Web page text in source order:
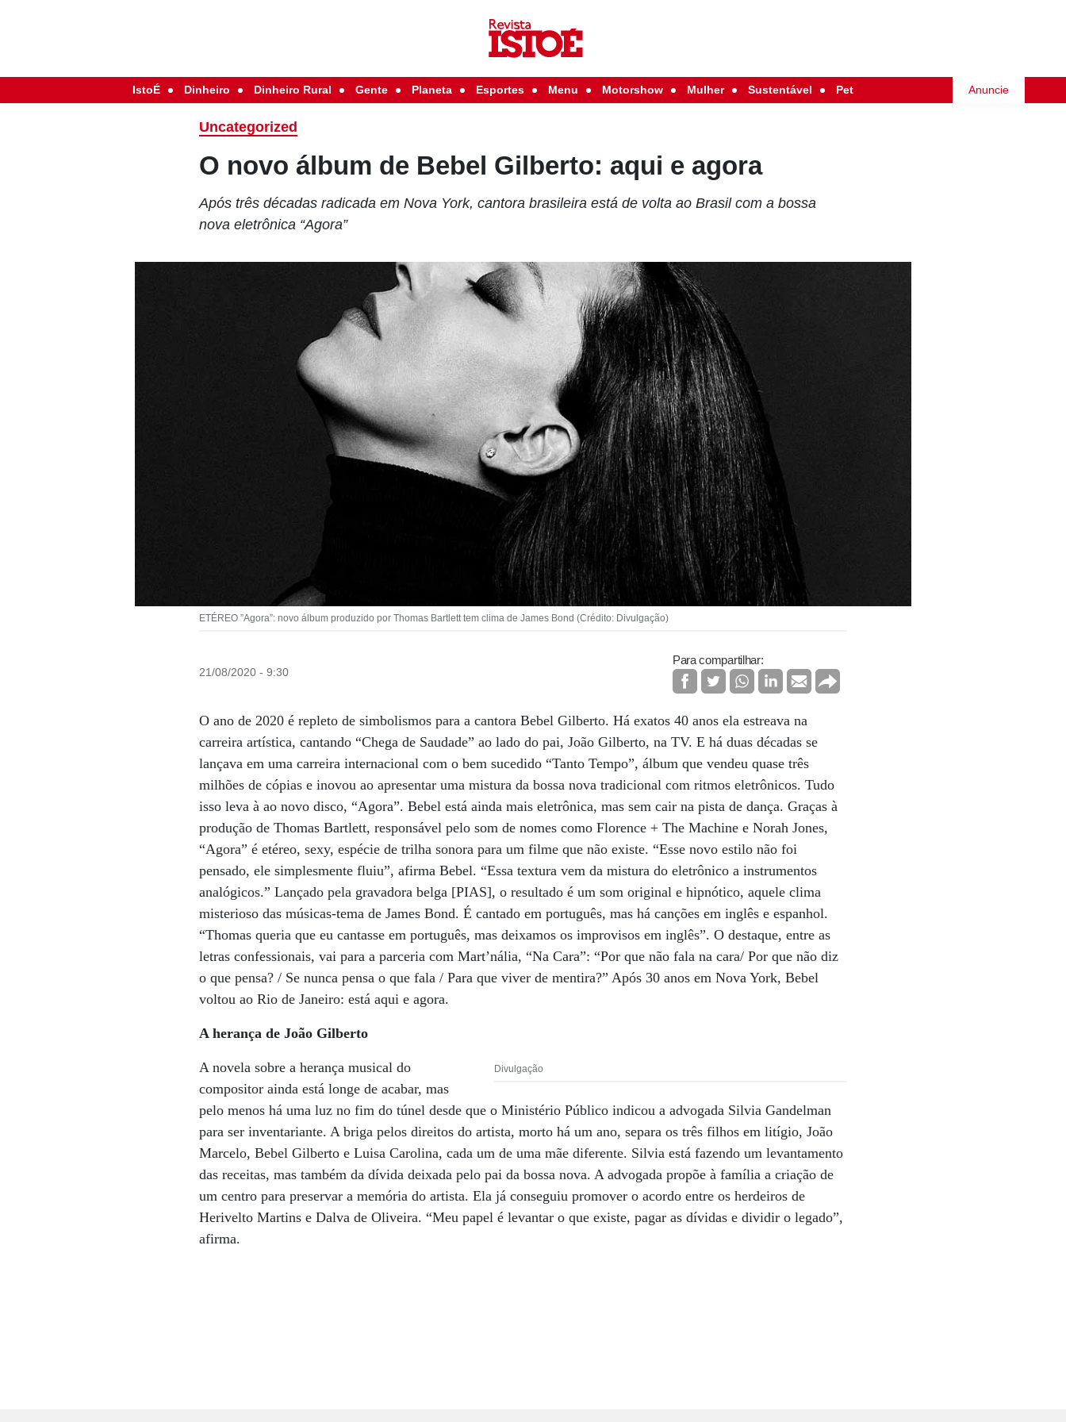
IstoÉ Dinheiro Dinheiro Rural Gente Planeta Esportes Menu Motorshow Mulher Sustentável Pet Anuncie
Uncategorized
O novo álbum de Bebel Gilberto: aqui e agora
Após três décadas radicada em Nova York, cantora brasileira está de volta ao Brasil com a bossa
nova eletrônica “Agora”
ETÉREO ”Agora”: novo álbum produzido por Thomas Bartlett tem clima de James Bond (Crédito: Divulgação)
21/08/2020 - 9:30
Para compartilhar:
O ano de 2020 é repleto de simbolismos para a cantora Bebel Gilberto. Há exatos 40 anos ela estreava na
carreira artística, cantando “Chega de Saudade” ao lado do pai, João Gilberto, na TV. E há duas décadas se
lançava em uma carreira internacional com o bem sucedido “Tanto Tempo”, álbum que vendeu quase três
milhões de cópias e inovou ao apresentar uma mistura da bossa nova tradicional com ritmos eletrônicos. Tudo
isso leva à ao novo disco, “Agora”. Bebel está ainda mais eletrônica, mas sem cair na pista de dança. Graças à
produção de Thomas Bartlett, responsável pelo som de nomes como Florence + The Machine e Norah Jones,
“Agora” é etéreo, sexy, espécie de trilha sonora para um filme que não existe. “Esse novo estilo não foi
pensado, ele simplesmente fluiu”, afirma Bebel. “Essa textura vem da mistura do eletrônico a instrumentos
analógicos.” Lançado pela gravadora belga [PIAS], o resultado é um som original e hipnótico, aquele clima
misterioso das músicas-tema de James Bond. É cantado em português, mas há canções em inglês e espanhol.
“Thomas queria que eu cantasse em português, mas deixamos os improvisos em inglês”. O destaque, entre as
letras confessionais, vai para a parceria com Mart’nália, “Na Cara”: “Por que não fala na cara/ Por que não diz
o que pensa? / Se nunca pensa o que fala / Para que viver de mentira?” Após 30 anos em Nova York, Bebel
voltou ao Rio de Janeiro: está aqui e agora.
A herança de João Gilberto
Divulgação
A novela sobre a herança musical do
compositor ainda está longe de acabar, mas
pelo menos há uma luz no fim do túnel desde que o Ministério Público indicou a advogada Silvia Gandelman
para ser inventariante. A briga pelos direitos do artista, morto há um ano, separa os três filhos em litígio, João
Marcelo, Bebel Gilberto e Luisa Carolina, cada um de uma mãe diferente. Silvia está fazendo um levantamento
das receitas, mas também da dívida deixada pelo pai da bossa nova. A advogada propõe à família a criação de
um centro para preservar a memória do artista. Ela já conseguiu promover o acordo entre os herdeiros de
Herivelto Martins e Dalva de Oliveira. “Meu papel é levantar o que existe, pagar as dívidas e dividir o legado”,
afirma.